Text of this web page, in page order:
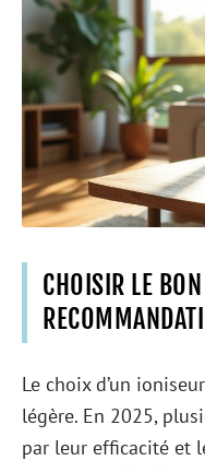
CHOISIR LE
Le choix d’un
légère. En 2025,
par leur efficacité et